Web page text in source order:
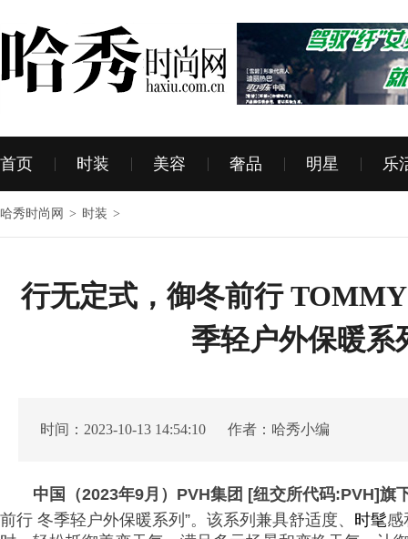
首页 时装 美容 奢品 明星 乐
哈秀时尚网 > 时装 >
行无定式，御冬前行
季轻户外保暖系
时间：2023-10-13 14:54:10 作者：哈秀小编
中国（2023年9月）PVH集团 [纽交所代码:PVH]旗
前行 冬季轻户外保暖系列”。该系列兼具舒适度、 时髦感